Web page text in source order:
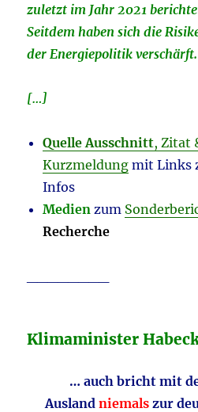
zuletzt im Jahr 2021
Seitdem haben sich die
der Energiepolitik verschärft.
[…]
Quelle Ausschnitt, Zitat
Kurzmeldung mit Links
Infos
Medien zum
Recherche
Klimaminister
… auch bricht mit
Ausland niemalszur